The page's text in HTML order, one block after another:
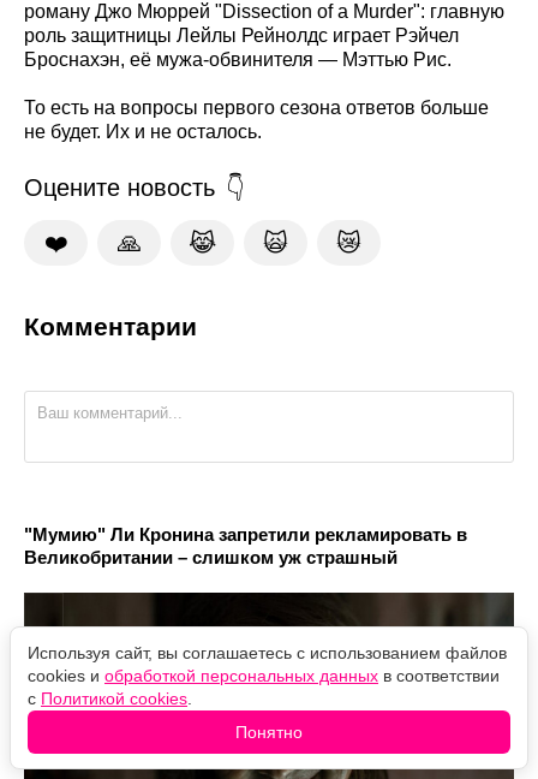
роману Джо Мюррей "Dissection of a Murder": главную
роль защитницы Лейлы Рейнолдс играет Рэйчел
Броснахэн, её мужа-обвинителя — Мэттью Рис.
То есть на вопросы первого сезона ответов больше
не будет. Их и не осталось.
Оцените новость
❤️ 🙏 😹 🙀 😿
Комментарии
"Мумию" Ли Кронина запретили рекламировать в
Великобритании – слишком уж страшный
Используя сайт, вы соглашаетесь с использованием файлов
cookies и обработкой персональных данных в соответствии
с Политикой cookies
Понятно